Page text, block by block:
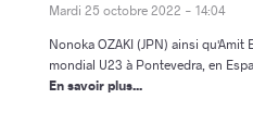
Mardi 25 octobre 2022 - 14:04
Nonoka OZAKI (JPN) ainsi qu'Amit
mondial U23 à Pontevedra, en
En savoir plus...